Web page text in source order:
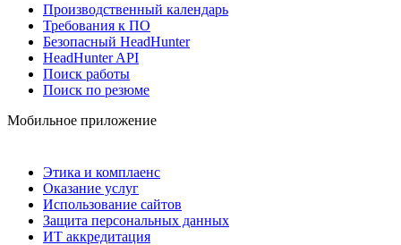
Производственный календарь
Требования к ПО
Безопасный HeadHunter
HeadHunter API
Поиск работы
Поиск по резюме
Мобильное приложение
Этика и комплаенс
Оказание услуг
Использование сайтов
Защита персональных данных
ИТ аккредитация